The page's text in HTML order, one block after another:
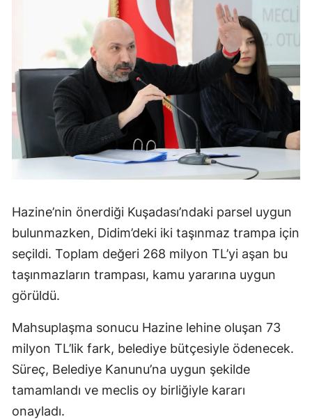
Hazine’nin önerdiği Kuşadası’ndaki parsel uygun
bulunmazken, Didim’deki iki taşınmaz trampa için
seçildi. Toplam değeri 268 milyon TL’yi aşan bu
taşınmazların trampası, kamu yararına uygun
görüldü.
Mahsuplaşma sonucu Hazine lehine oluşan 73
milyon TL’lik fark, belediye bütçesiyle ödenecek.
Süreç, Belediye Kanunu’na uygun şekilde
tamamlandı ve meclis oy birliğiyle kararı
onayladı.